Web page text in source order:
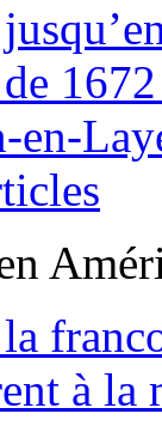
en-
à la